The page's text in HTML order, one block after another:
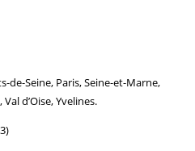
de-Seine, Paris, Seine-et-Marne,
d’Oise, Yvelines.